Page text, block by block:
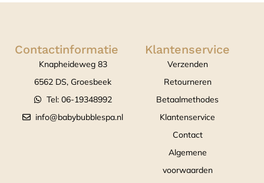
Contactinformatie
Knapheideweg 83
6562 DS, Groesbeek
Tel: 06-19348992
info@babybubblespa.nl
Klantenservice
Verzenden
Retourneren
Betaalmethodes
Klantenservice
Contact
Algemene
voorwaarden